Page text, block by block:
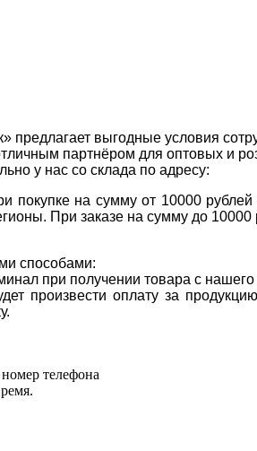
выгодные условия
партнёром для оптовых и
у нас со склада по адресу:
покупке на сумму от 10000
При заказе на сумму до
способами:
при получении товара с нашего
произвести оплату за
телефона